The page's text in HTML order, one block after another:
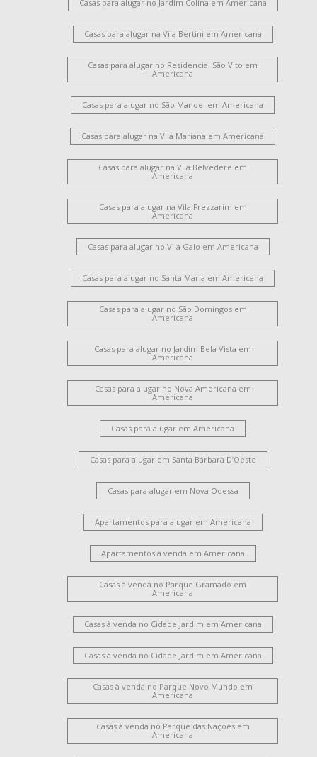
Casas para alugar no Jardim Colina em Americana
Casas para alugar na Vila Bertini em Americana
Casas para alugar no Residencial São Vito em
Americana
Casas para alugar no São Manoel em Americana
Casas para alugar na Vila Mariana em Americana
Casas para alugar na Vila Belvedere em
Americana
Casas para alugar na Vila Frezzarim em
Americana
Casas para alugar no Vila Galo em Americana
Casas para alugar no Santa Maria em Americana
Casas para alugar no São Domingos em
Americana
Casas para alugar no Jardim Bela Vista em
Americana
Casas para alugar no Nova Americana em
Americana
Casas para alugar em Americana
Casas para alugar em Santa Bárbara D’Oeste
Casas para alugar em Nova Odessa
Apartamentos para alugar em Americana
Apartamentos à venda em Americana
Casas à venda no Parque Gramado em
Americana
Casas à venda no Cidade Jardim em Americana
Casas à venda no Cidade Jardim em Americana
Casas à venda no Parque Novo Mundo em
Americana
Casas à venda no Parque das Nações em
Americana